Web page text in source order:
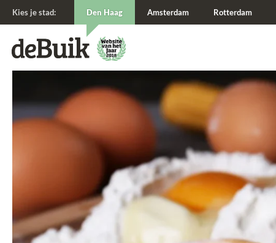
Kies je stad: Den Haag Amsterdam Rotterdam
De Buik van {city: city}
De Buik